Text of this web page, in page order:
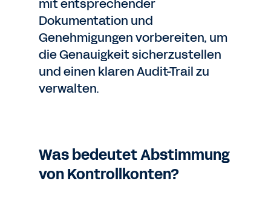
mit entsprechender
Dokumentation und
Genehmigungen vorbereiten, um
die Genauigkeit sicherzustellen
und einen klaren Audit-Trail zu
verwalten.
Was bedeutet Abstimmung
von Kontrollkonten?